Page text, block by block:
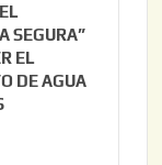
SEGURA”
EL
DE AGUA